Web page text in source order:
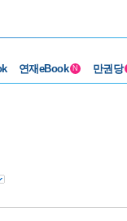
연재eBook N 만권당